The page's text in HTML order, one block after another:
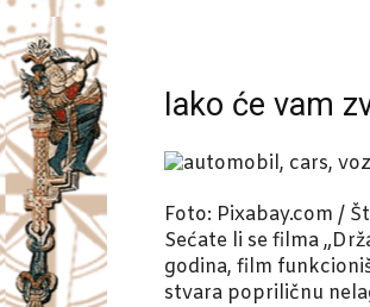
Iako će vam
Foto: Pixabay.com /
Sećate li se filma
godina, film
stvara popriličnu